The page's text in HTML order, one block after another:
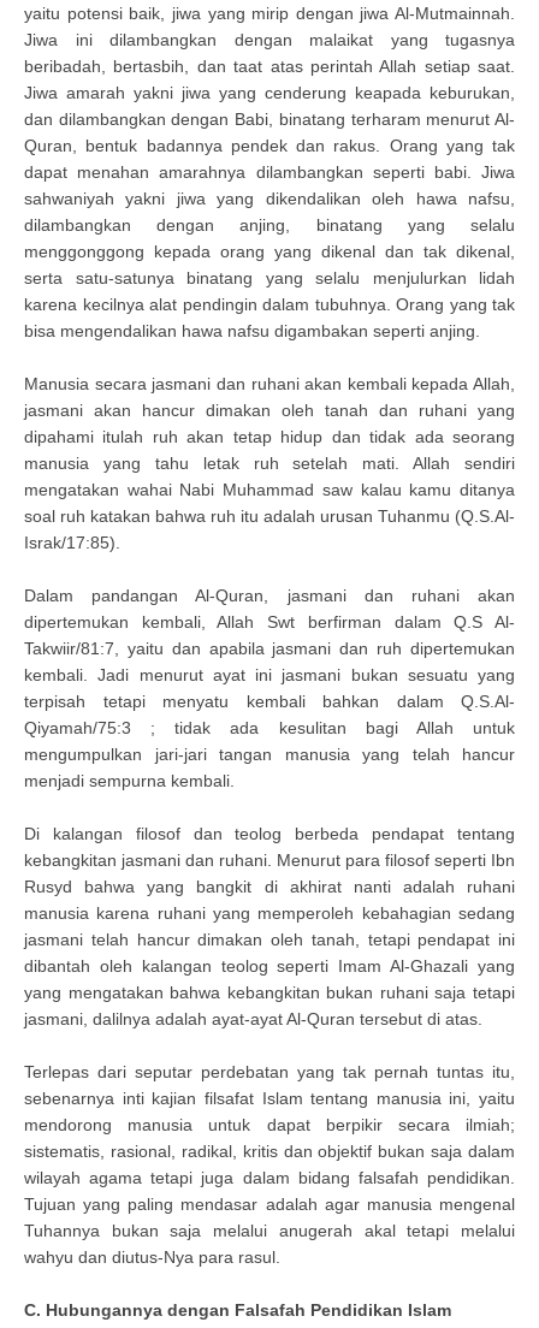
yaitu potensi baik, jiwa yang mirip dengan jiwa Al-Mutmainnah.
Jiwa ini dilambangkan dengan malaikat yang tugasnya
beribadah, bertasbih, dan taat atas perintah Allah setiap saat.
Jiwa amarah yakni jiwa yang cenderung keapada keburukan,
dan dilambangkan dengan Babi, binatang terharam menurut Al-
Quran, bentuk badannya pendek dan rakus. Orang yang tak
dapat menahan amarahnya dilambangkan seperti babi. Jiwa
sahwaniyah yakni jiwa yang dikendalikan oleh hawa nafsu,
dilambangkan dengan anjing, binatang yang selalu
menggonggong kepada orang yang dikenal dan tak dikenal,
serta satu-satunya binatang yang selalu menjulurkan lidah
karena kecilnya alat pendingin dalam tubuhnya. Orang yang tak
bisa mengendalikan hawa nafsu digambakan seperti anjing.
Manusia secara jasmani dan ruhani akan kembali kepada Allah,
jasmani akan hancur dimakan oleh tanah dan ruhani yang
dipahami itulah ruh akan tetap hidup dan tidak ada seorang
manusia yang tahu letak ruh setelah mati. Allah sendiri
mengatakan wahai Nabi Muhammad saw kalau kamu ditanya
soal ruh katakan bahwa ruh itu adalah urusan Tuhanmu (Q.S.Al-
Israk/17:85).
Dalam pandangan Al-Quran, jasmani dan ruhani akan
dipertemukan kembali, Allah Swt berfirman dalam Q.S Al-
Takwiir/81:7, yaitu dan apabila jasmani dan ruh dipertemukan
kembali. Jadi menurut ayat ini jasmani bukan sesuatu yang
terpisah tetapi menyatu kembali bahkan dalam Q.S.Al-
Qiyamah/75:3 ; tidak ada kesulitan bagi Allah untuk
mengumpulkan jari-jari tangan manusia yang telah hancur
menjadi sempurna kembali.
Di kalangan filosof dan teolog berbeda pendapat tentang
kebangkitan jasmani dan ruhani. Menurut para filosof seperti Ibn
Rusyd bahwa yang bangkit di akhirat nanti adalah ruhani
manusia karena ruhani yang memperoleh kebahagian sedang
jasmani telah hancur dimakan oleh tanah, tetapi pendapat ini
dibantah oleh kalangan teolog seperti Imam Al-Ghazali yang
yang mengatakan bahwa kebangkitan bukan ruhani saja tetapi
jasmani, dalilnya adalah ayat-ayat Al-Quran tersebut di atas.
Terlepas dari seputar perdebatan yang tak pernah tuntas itu,
sebenarnya inti kajian filsafat Islam tentang manusia ini, yaitu
mendorong manusia untuk dapat berpikir secara ilmiah;
sistematis, rasional, radikal, kritis dan objektif bukan saja dalam
wilayah agama tetapi juga dalam bidang falsafah pendidikan.
Tujuan yang paling mendasar adalah agar manusia mengenal
Tuhannya bukan saja melalui anugerah akal tetapi melalui
wahyu dan diutus-Nya para rasul.
C. Hubungannya dengan Falsafah Pendidikan Islam